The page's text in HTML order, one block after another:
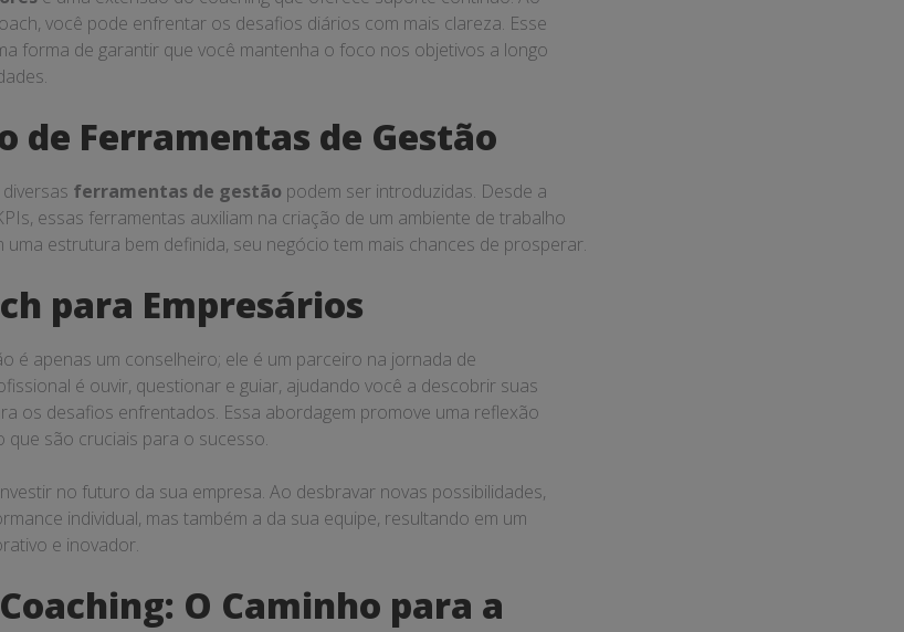
você pode enfrentar os desafios diários com mais clareza. Esse
forma de garantir que você mantenha o foco nos objetivos a longo
de Ferramentas de Gestão
ferramentas de gestão podem ser introduzidas. Desde a
essas ferramentas auxiliam na criação de um ambiente de trabalho
estrutura bem definida, seu negócio tem mais chances de prosperar.
para Empresários
é apenas um conselheiro; ele é um parceiro na jornada de
é ouvir, questionar e guiar, ajudando você a descobrir suas
os desafios enfrentados. Essa abordagem promove uma reflexão
são cruciais para o sucesso.
no futuro da sua empresa. Ao desbravar novas possibilidades,
individual, mas também a da sua equipe, resultando em um
e inovador.
O Caminho para a